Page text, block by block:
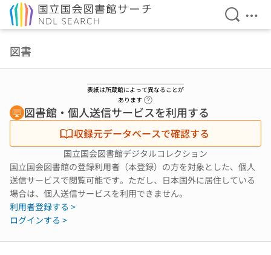
検索を
メ
図書
表紙は所蔵館によって異なることが
あります
図書館・個人送信サービスを利用する
収録元データベースで確認する
国立国会図書館デジタルコレクション
国立国会図書館の登録利用者（本登録）の方を対象とした、個人
送信サービスで閲覧可能です。ただし、日本国外に居住している
場合は、個人送信サービスを利用できません。
利用者登録する >
ログインする >